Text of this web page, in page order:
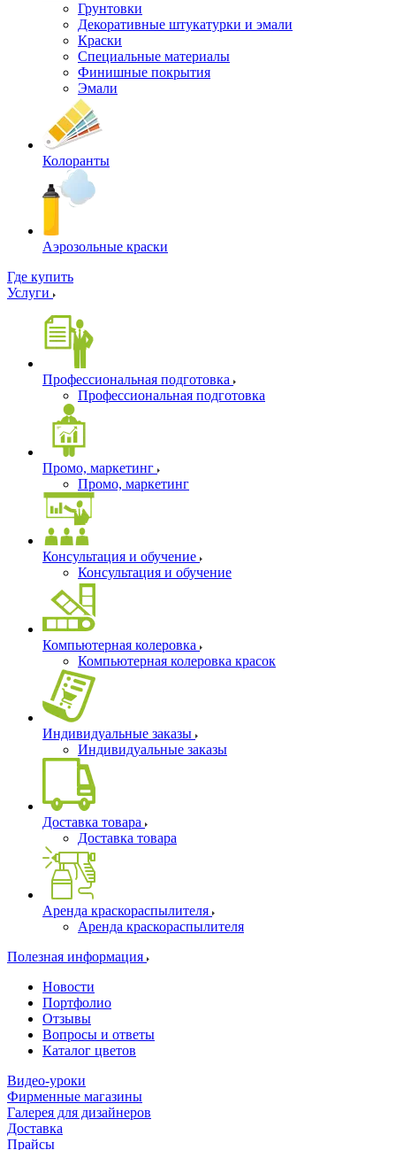
Грунтовки
Декоративные штукатурки и эмали
Краски
Специальные материалы
Финишные покрытия
Эмали
Колоранты
Аэрозольные краски
Где купить
Услуги
Профессиональная подготовка
Профессиональная подготовка
Промо, маркетинг
Промо, маркетинг
Консультация и обучение
Консультация и обучение
Компьютерная колеровка
Компьютерная колеровка красок
Индивидуальные заказы
Индивидуальные заказы
Доставка товара
Доставка товара
Аренда краскораспылителя
Аренда краскораспылителя
Полезная информация
Новости
Портфолио
Отзывы
Вопросы и ответы
Каталог цветов
Видео-уроки
Фирменные магазины
Галерея для дизайнеров
Доставка
Прайсы